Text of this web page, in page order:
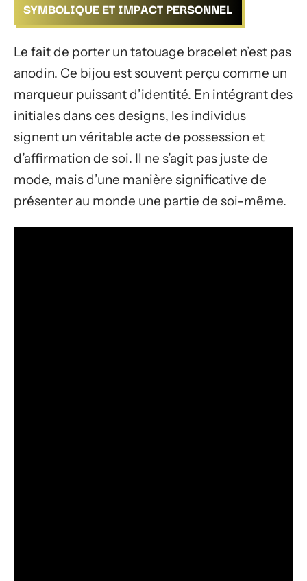
SYMBOLIQUE ET IMPACT PERSONNEL
Le fait de porter un tatouage bracelet n’est pas
anodin. Ce bijou est souvent perçu comme un
marqueur puissant d’identité. En intégrant des
initiales dans ces designs, les individus
signent un véritable acte de possession et
d’affirmation de soi. Il ne s’agit pas juste de
mode, mais d’une manière significative de
présenter au monde une partie de soi-même.